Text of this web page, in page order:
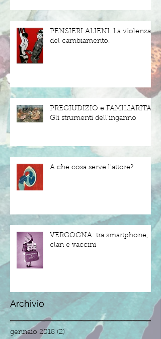
PENSIERI ALIENI. La violenza
del cambiamento.
PREGIUDIZIO e FAMILIARITA'.
Gli strumenti dell'inganno
A che cosa serve l'attore?
VERGOGNA: tra smartphone,
clan e vaccini
Archivio
gennaio 2018 (2)